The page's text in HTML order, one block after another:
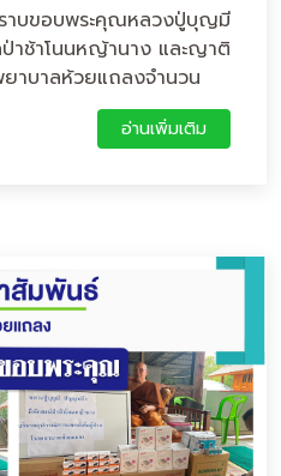
าบขอบพระคุณหลวงปู่บุญมี
าช้าโนนหญ้านาง และญาติ
ยาบาลห้วยแถลงจำนวน
อ่านเพิ่มเติม